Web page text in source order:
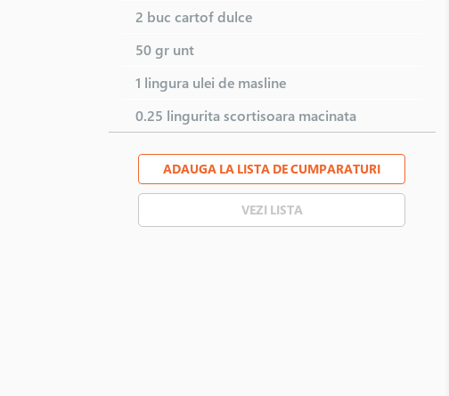
2 buc cartof dulce
50 gr unt
1 lingura ulei de masline
0.25 linguritascortisoara macinata
ADAUGA LA LISTA DE CUMPARATURI
VEZI LISTA